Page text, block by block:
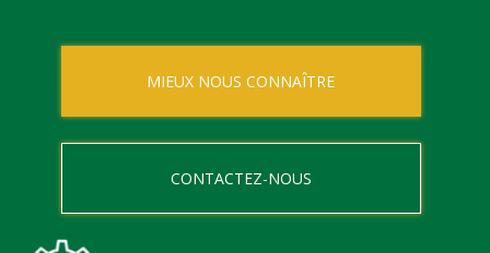
MIEUX NOUS CONNAÎTRE
CONTACTEZ-NOUS